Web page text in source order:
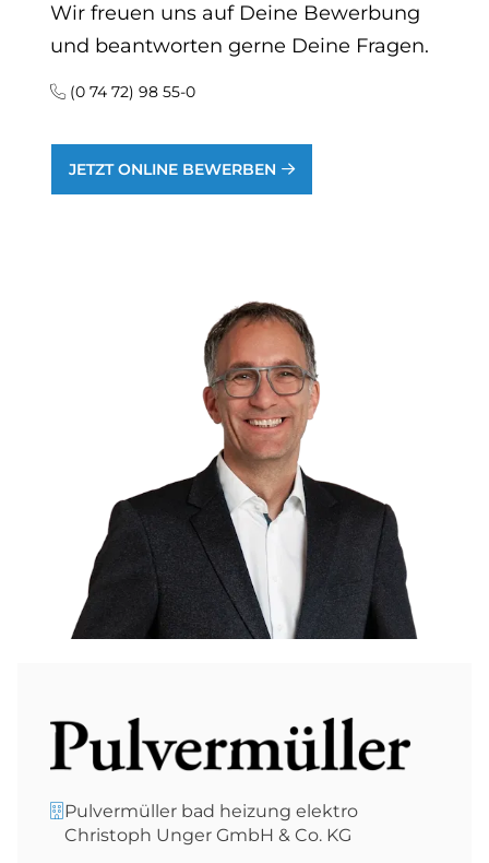
Wir freuen uns auf Deine Bewerbung
und beantworten gerne Deine Fragen.
(0 74 72) 98 55-0
JETZT ONLINE BEWERBEN
Pulvermüller bad heizung elektro
Christoph Unger GmbH & Co. KG